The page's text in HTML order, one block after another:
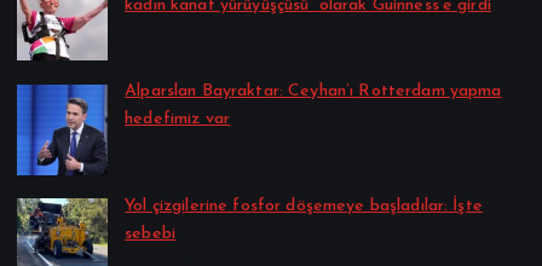
kadın kanat yürüyüşçüsü” olarak Guinness’e girdi
Alparslan Bayraktar: Ceyhan’ı Rotterdam yapma
hedefimiz var
Yol çizgilerine fosfor döşemeye başladılar: İşte
sebebi